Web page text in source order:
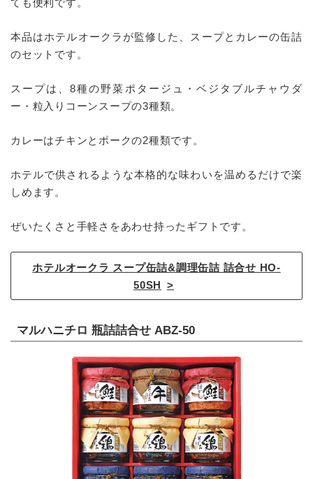
ても便利です。
本品はホテルオークラが監修した、スープとカレーの缶詰
のセットです。
スープは、8種の野菜ポタージュ・ベジタブルチャウダ
ー・粒入りコーンスープの3種類。
カレーはチキンとポークの2種類です。
ホテルで供されるような本格的な味わいを温めるだけで楽
しめます。
ぜいたくさと手軽さをあわせ持ったギフトです。
ホテルオークラ スープ缶詰&調理缶詰 詰合せ HO-
50SH
マルハニチロ 瓶詰詰合せ ABZ-50